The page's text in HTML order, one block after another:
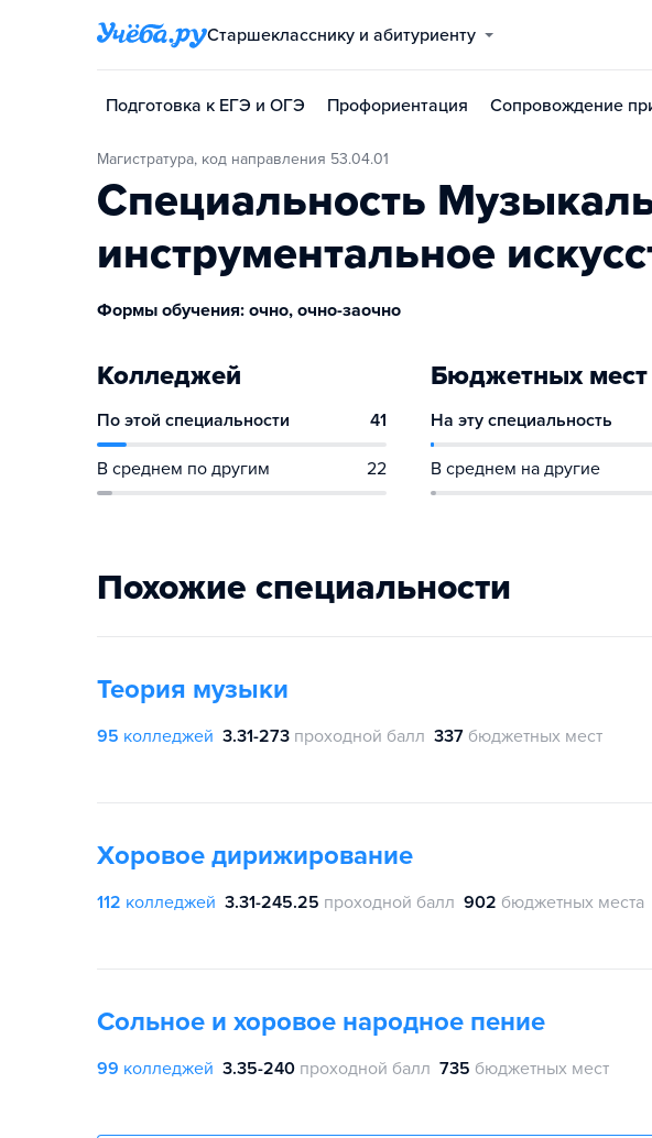
Старшекласснику и абитуриенту
Подготовка к ЕГЭ и ОГЭ Профориентация Сопровождение
Магистратура, код направления 53.04.01
Специальность
инструментальное
Формы обучения: очно, очно-заочно
Колледжей
По этой специальности 41
В среднем по другим 22
Бюджетных мест
На эту специальность
В среднем на другие
Похожие специальности
Теория музыки
95 колледжей 3.31-273 проходной балл 337 бюджетных мест
Хоровое дирижирование
112 колледжей 3.31-245.25 проходной балл 902 бюджетных места
Сольное и хоровое народное пение
99 колледжей 3.35-240 проходной балл 735 бюджетных мест